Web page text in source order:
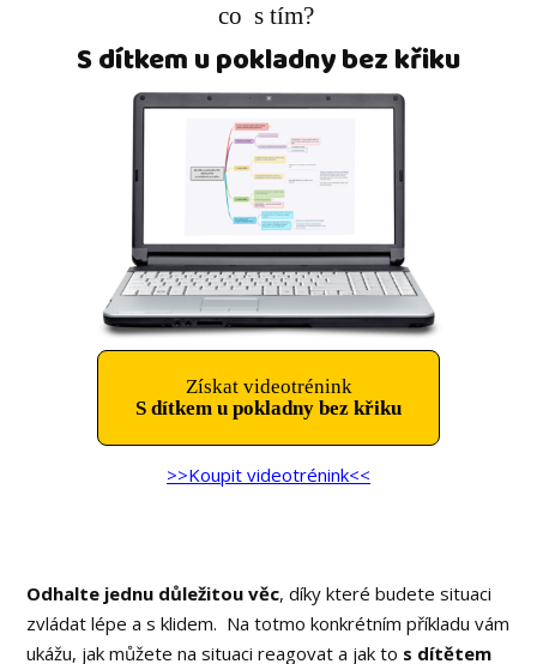
co s tím?
S dítkem u pokladny bez křiku
Získat videotrénink
S dítkem u pokladny bez křiku
>>Koupit videotrénink<<
Odhalte jednu důležitou věc, díky které budete situaci
zvládat lépe a s klidem. Na totmo konkrétním příkladu vám
ukážu, jak můžete na situaci reagovat a jak to s dítětem